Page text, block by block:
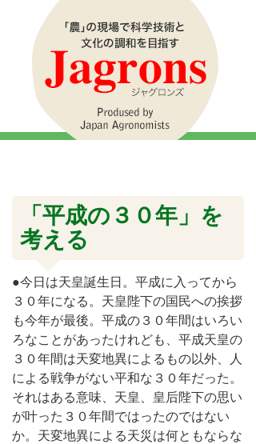
「平成の３０年」を
考える
●今日は天皇誕生日。平成に入ってから
３０年になる。天皇陛下の国民への挨拶
も今年が最後。平成の３０年間はいろい
ろなことがあったけれども、平成天皇の
３０年間は天変地異によるもの以外、人
による戦争がない平和な３０年だった。
それはある意味、天皇、皇后陛下の思い
が叶った３０年間ではったのではない
か。天変地異による天災は何ともならな